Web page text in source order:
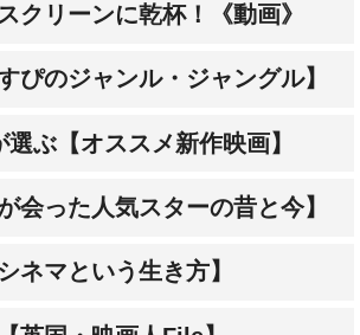
ぴのジャンル・ジャングル】
選ぶ【オススメ新作映画】
会った人気スターの昔と今】
ネマという生き方】
英国・映画人File】